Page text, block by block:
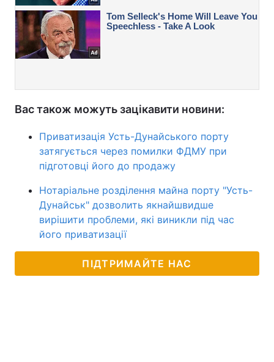
Вас також можуть зацікавити новини:
Приватизація Усть-Дунайського порту
затягується через помилки ФДМУ при
підготовці його до продажу
Нотаріальне розділення майна порту "Усть-
Дунайськ" дозволить якнайшвидше
вирішити проблеми, які виникли під час
його приватизації
ПІДТРИМАЙТЕ НАС